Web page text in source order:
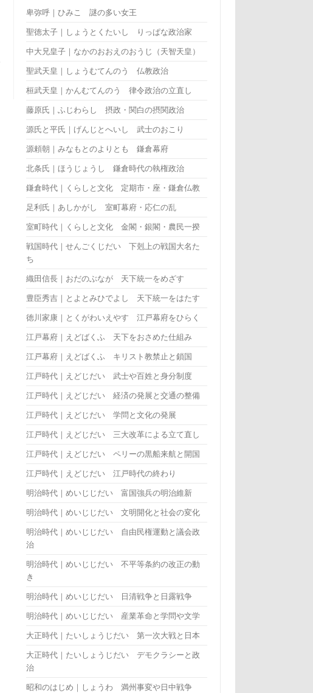
卑弥呼｜ひみこ 謎の多い女王
聖徳太子｜しょうとくたいし りっぱな政治家
中大兄皇子｜なかのおおえのおうじ（天智天皇）
聖武天皇｜しょうむてんのう 仏教政治
桓武天皇｜かんむてんのう 律令政治の立直し
藤原氏｜ふじわらし 摂政・関白の摂関政治
源氏と平氏｜げんじとへいし 武士のおこり
源頼朝｜みなもとのよりとも 鎌倉幕府
北条氏｜ほうじょうし 鎌倉時代の執権政治
鎌倉時代｜くらしと文化 定期市・座・鎌倉仏教
足利氏｜あしかがし 室町幕府・応仁の乱
室町時代｜くらしと文化 金閣・銀閣・農民一揆
戦国時代｜せんごくじだい 下剋上の戦国大名た
ち
織田信長｜おだのぶなが 天下統一をめざす
豊臣秀吉｜とよとみひでよし 天下統一をはたす
徳川家康｜とくがわいえやす 江戸幕府をひらく
江戸幕府｜えどばくふ 天下をおさめた仕組み
江戸幕府｜えどばくふ キリスト教禁止と鎖国
江戸時代｜えどじだい 武士や百姓と身分制度
江戸時代｜えどじだい 経済の発展と交通の整備
江戸時代｜えどじだい 学問と文化の発展
江戸時代｜えどじだい 三大改革による立て直し
江戸時代｜えどじだい ペリーの黒船来航と開国
江戸時代｜えどじだい 江戸時代の終わり
明治時代｜めいじじだい 富国強兵の明治維新
明治時代｜めいじじだい 文明開化と社会の変化
明治時代｜めいじじだい 自由民権運動と議会政
治
明治時代｜めいじじだい 不平等条約の改正の動
き
明治時代｜めいじじだい 日清戦争と日露戦争
明治時代｜めいじじだい 産業革命と学問や文学
大正時代｜たいしょうじだい 第一次大戦と日本
大正時代｜たいしょうじだい デモクラシーと政
治
昭和のはじめ｜しょうわ 満州事変や日中戦争